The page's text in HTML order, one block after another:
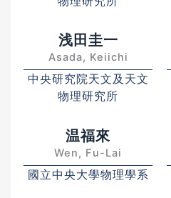
浅田圭一
Asada, Keiichi
中央研究院天文及天文
物理研究所
温福來
Wen, Fu-Lai
國立中央大學物理學系